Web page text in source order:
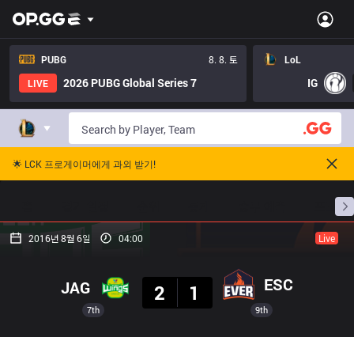
PUBG
8. 8. 토
LIVE
2026 PUBG Global Series 7
LoL
IG
🌟 LCK 프로게이머에게 과외 받기!
프로빌
2016년 8월 6일 04:00 Live
7th
JAG
2
1 ESC
9th